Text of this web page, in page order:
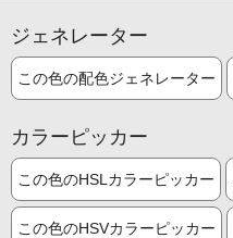
ジェネレーター
この色の配色ジェネレーター
カラーピッカー
この色のHSLカラーピッカー
この色のHSVカラーピッカー